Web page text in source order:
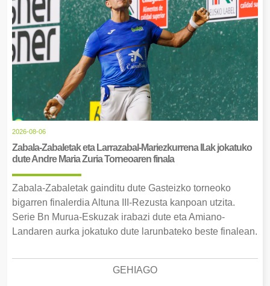
2026-08-06
Zabala-Zabaletak eta Larrazabal-Mariezkurrena II.ak jokatuko
dute Andre Maria Zuria Torneoaren finala
Zabala-Zabaletak gainditu dute Gasteizko torneoko
bigarren finalerdia Altuna III-Rezusta kanpoan utzita.
Serie Bn Murua-Eskuzak irabazi dute eta Amiano-
Landaren aurka jokatuko dute larunbateko beste finalean.
GEHIAGO